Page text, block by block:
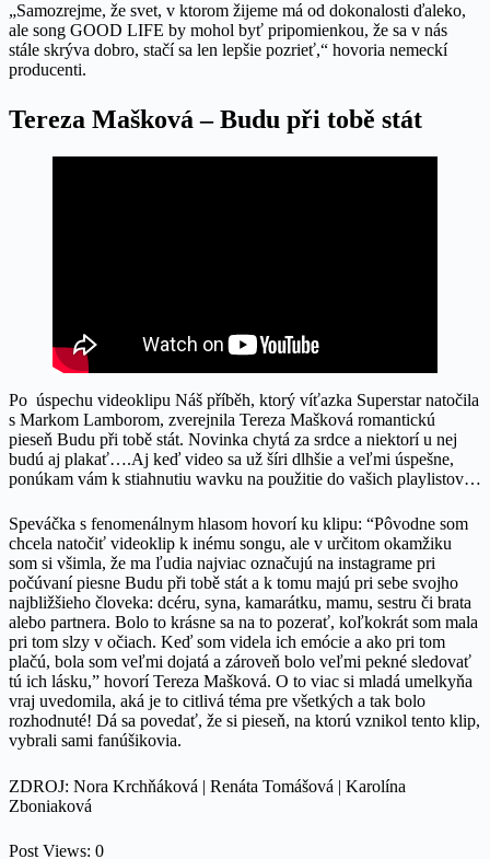
„Samozrejme, že svet, v ktorom žijeme má od dokonalosti ďaleko,
ale song GOOD LIFE by mohol byť pripomienkou, že sa v nás
stále skrýva dobro, stačí sa len lepšie pozrieť,“ hovoria nemeckí
producenti.
Tereza Mašková – Budu při tobě stát
Po úspechu videoklipu Náš příběh, ktorý víťazka Superstar natočila
s Markom Lamborom, zverejnila Tereza Mašková romantickú
pieseň Budu při tobě stát. Novinka chytá za srdce a niektorí u nej
budú aj plakať….Aj keď video sa už šíri dlhšie a veľmi úspešne,
ponúkam vám k stiahnutiu wavku na použitie do vašich playlistov…
Speváčka s fenomenálnym hlasom hovorí ku klipu: “Pôvodne som
chcela natočiť videoklip k inému songu, ale v určitom okamžiku
som si všimla, že ma ľudia najviac označujú na instagrame pri
počúvaní piesne Budu při tobě stát a k tomu majú pri sebe svojho
najbližšieho človeka: dcéru, syna, kamarátku, mamu, sestru či brata
alebo partnera. Bolo to krásne sa na to pozerať, koľkokrát som mala
pri tom slzy v očiach. Keď som videla ich emócie a ako pri tom
plačú, bola som veľmi dojatá a zároveň bolo veľmi pekné sledovať
tú ich lásku,” hovorí Tereza Mašková. O to viac si mladá umelkyňa
vraj uvedomila, aká je to citlivá téma pre všetkých a tak bolo
rozhodnuté! Dá sa povedať, že si pieseň, na ktorú vznikol tento klip,
vybrali sami fanúšikovia.
ZDROJ: Nora Krchňáková | Renáta Tomášová | Karolína
Zboniaková
Post Views: 0